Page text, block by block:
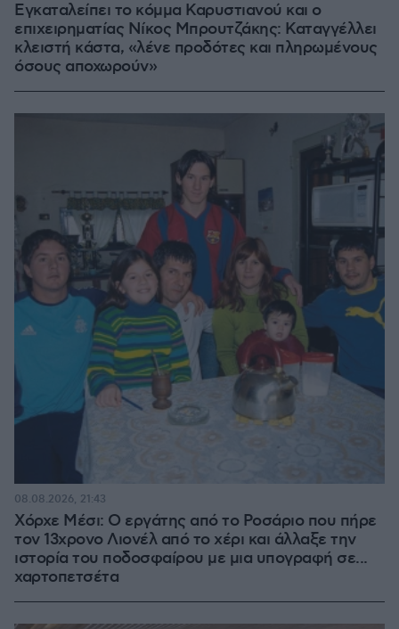
Εγκαταλείπει το κόμμα Καρυστιανού και ο
επιχειρηματίας Νίκος Μπρουτζάκης: Καταγγέλλει
κλειστή κάστα, «λένε προδότες και πληρωμένους
όσους αποχωρούν»
Χόρχε Μέσι: Ο εργάτης από το Ροσάριο που πήρε
τον 13χρονο Λιονέλ από το χέρι και άλλαξε την
ιστορία του ποδοσφαίρου με μια υπογραφή σε...
χαρτοπετσέτα
08.08.2026, 21:43